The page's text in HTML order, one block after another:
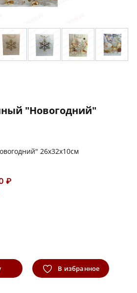
"Новогодний"
26х32х10см
₽
В избранное